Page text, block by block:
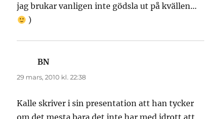
jag brukar vanligen inte gödsla ut på kvällen…
)
BN
29 mars, 2010 kl. 22:38
Kalle skriver i sin presentation att han tycker